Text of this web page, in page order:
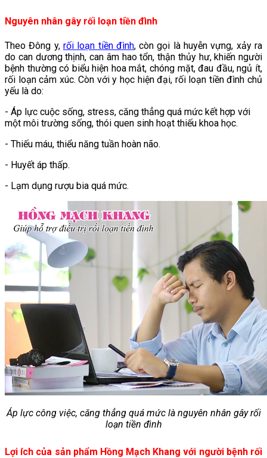
Nguyên nhân gây rối loạn tiền đình
Theo Đông y, rối loạn tiền đình, còn gọi là huyễn vựng, xảy ra
do can dương thịnh, can âm hao tổn, thận thủy hư, khiến người
bệnh thường có biểu hiện hoa mắt, chóng mặt, đau đầu, ngủ ít,
rối loạn cảm xúc. Còn với y học hiện đại, rối loạn tiền đình chủ
yếu là do:
- Áp lực cuộc sống, stress, căng thẳng quá mức kết hợp với
một môi trường sống, thói quen sinh hoạt thiếu khoa học.
- Thiếu máu, thiểu năng tuần hoàn não.
- Huyết áp thấp.
- Lạm dụng rượu bia quá mức.
Áp lực công việc, căng thẳng quá mức là nguyên nhân gây rối
loạn tiền đình
Lợi ích của sản phẩm Hồng Mạch Khang với người bệnh rối